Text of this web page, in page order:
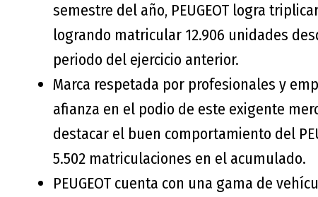
semestre del año, PEUGEOT logra
logrando matricular 12.906 unidades
periodo del ejercicio anterior.
Marca respetada por profesionales y
afianza en el podio de este exigente
destacar el buen comportamiento del
5.502 matriculaciones en el acumulado.
PEUGEOT cuenta con una gama de